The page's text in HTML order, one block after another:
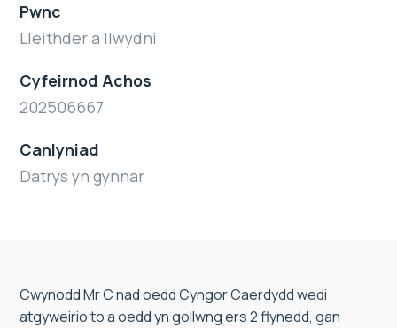
Pwnc
Lleithder a llwydni
Cyfeirnod Achos
202506667
Canlyniad
Datrys yn gynnar
Cwynodd Mr C nad oedd Cyngor Caerdydd wedi
atgyweirio to a oedd yn gollwng ers 2 flynedd, gan